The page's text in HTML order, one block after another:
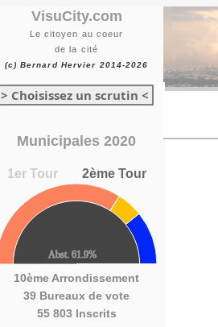
VisuCity.com
Le citoyen au coeur
de la cité
(c) Bernard Hervier 2014-2026
> Choisissez un scrutin <
Municipales 2020
1er Tour 2ème Tour
10ème Arrondissement
39 Bureaux de vote
55 803 Inscrits